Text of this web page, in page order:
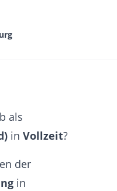
als
in Vollzeit?
der
in